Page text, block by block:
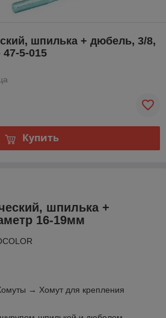
шпилька + дюбель, 3/8,
5-015
Купить
шпилька +
16-19мм
→ Хомут для крепления